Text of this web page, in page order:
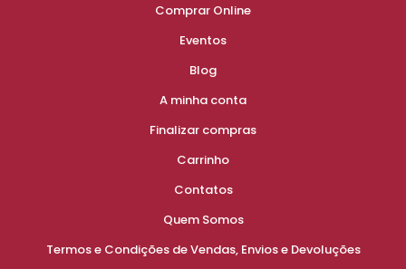
Comprar Online
Eventos
Blog
A minha conta
Finalizar compras
Carrinho
Contatos
Quem Somos
Termos e Condições de Vendas, Envios e Devoluções